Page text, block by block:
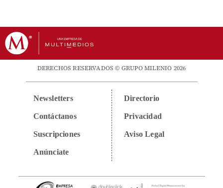
DERECHOS RESERVADOS © GRUPO MILENIO 2026
Newsletters
Contáctanos
Suscripciones
Anúnciate
Directorio
Privacidad
Aviso Legal